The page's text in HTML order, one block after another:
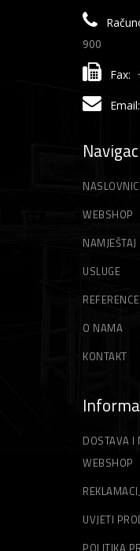
900
Fax:
Email:
WEBSHOP
USLUGE
REFERENCE
O NAMA
KONTAKT
DOSTAVA I
WEBSHOP
UVJETI
POLITIKA